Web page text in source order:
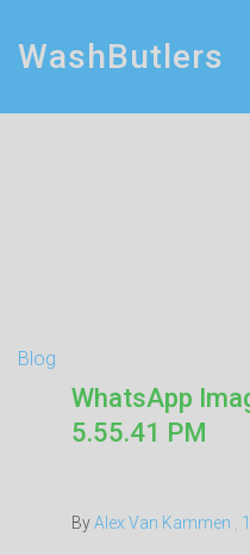
WashButlers
Blog
WhatsApp
5.55.41 PM
ByAlex Van Kammen